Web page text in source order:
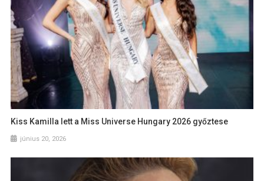
Kiss Kamilla lett a Miss Universe Hungary 2026 győztese
június 20, 2026